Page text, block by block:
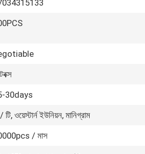
30days
টি, ওয়েস্টার্ন ইউনিয়ন, মানিগ্রাম
/ মাস